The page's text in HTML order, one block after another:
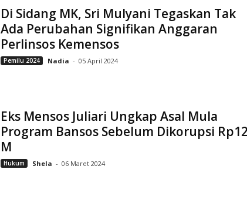
Di Sidang MK, Sri Mulyani Tegaskan Tak
Ada Perubahan Signifikan Anggaran
Perlinsos Kemensos
Pemilu 2024 Nadia - 05 April 2024
Eks Mensos Juliari Ungkap Asal Mula
Program Bansos Sebelum Dikorupsi
M
Hukum Shela - 06 Maret 2024